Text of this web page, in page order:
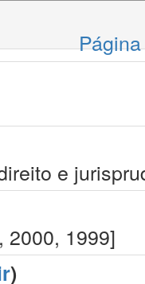
e
2000, 1999]
)